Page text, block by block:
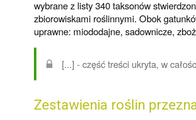
wybrane z listy 340 taksonów
zbiorowiskami roślinnymi. Obok
uprawne: miododajne, sadownicze,
[...] - część treści ukryta, w
Zestawienia roślin